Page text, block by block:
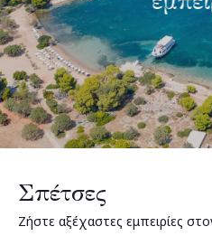
Σπέτσες
Ζήστε αξέχαστες εμπειρίες